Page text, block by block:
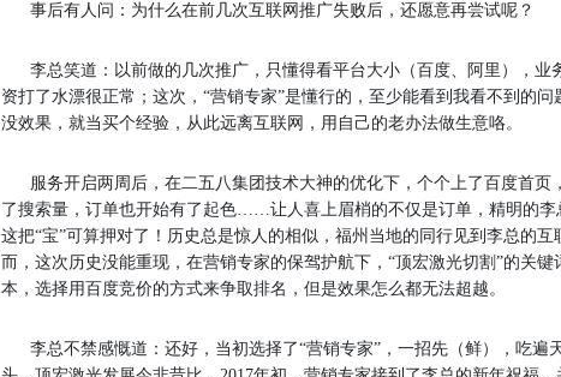
事后有人问：为什么在前几次互联网推广失败后，还愿意再尝试呢？
李总笑道：以前做的几次推广，只懂得看平台大小（百度、阿里），业
资打了水漂很正常；这次，“营销专家”是懂行的，至少能看到我看不到的
没效果，就当买个经验，从此远离互联网，用自己的老办法做生意咯。
服务开启两周后，在二五八集团技术大神的优化下，个个上了百度首页
了搜索量，订单也开始有了起色……让人喜上眉梢的不仅是订单，精明的李
这把“宝”可算押对了！历史总是惊人的相似，福州当地的同行见到李总的
而，这次历史没能重现，在营销专家的保驾护航下，“顶宏激光切割”的关
本，选择用百度竞价的方式来争取排名，但是效果怎么都无法超越。
李总不禁感慨道：还好，当初选择了“营销专家”，一招先（鲜），吃遍